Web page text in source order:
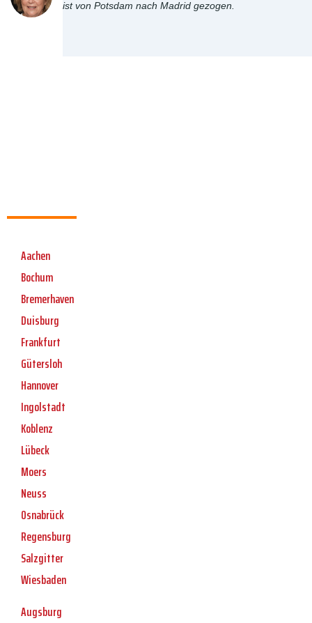
ist von Potsdam nach Madrid gezogen.
Aachen
Bochum
Bremerhaven
Duisburg
Frankfurt
Gütersloh
Hannover
Ingolstadt
Koblenz
Lübeck
Moers
Neuss
Osnabrück
Regensburg
Salzgitter
Wiesbaden
Augsburg